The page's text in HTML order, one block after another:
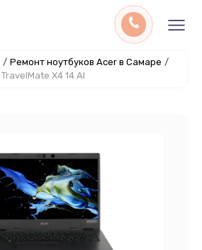
/ Ремонт ноутбуков Acer в Самаре /
TravelMate X4 14 AI